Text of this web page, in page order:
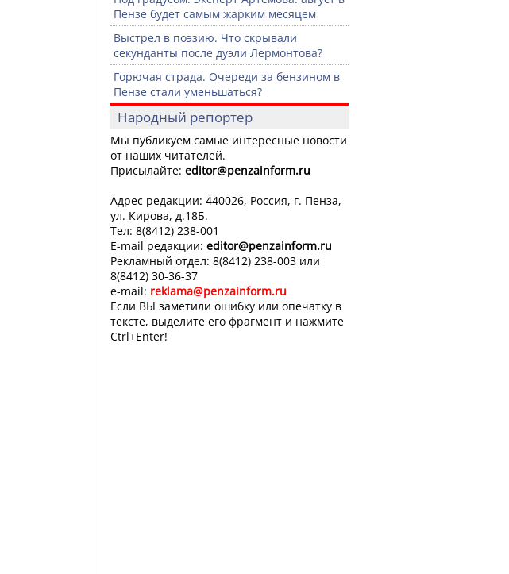
Пензе будет самым жарким месяцем
Выстрел в поэзию. Что скрывали
секунданты после дуэли Лермонтова?
Горючая страда. Очереди за бензином в
Пензе стали уменьшаться?
Народный репортер
Мы публикуем самые интересные новости
от наших читателей.
Присылайте: editor@penzainform.ru
Адрес редакции: 440026, Россия, г. Пенза,
ул. Кирова, д.18Б.
Тел: 8(8412) 238-001
E-mail редакции: editor@penzainform.ru
Рекламный отдел: 8(8412) 238-003 или
8(8412) 30-36-37
e-mail: reklama@penzainform.ru
Если ВЫ заметили ошибку или опечатку в
тексте, выделите его фрагмент и нажмите
Ctrl+Enter!